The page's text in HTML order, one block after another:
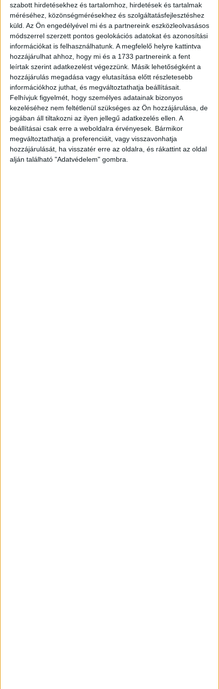
szabott hirdetésekhez és tartalomhoz, hirdetések és tartalmak
méréséhez, közönségmérésekhez és szolgáltatásfejlesztéshez
küld. Az Ön engedélyével mi és a partnereink eszközleolvasásos
módszerrel szerzett pontos geolokációs adatokat és azonosítási
információkat is felhasználhatunk. A megfelelő helyre kattintva
hozzájárulhat ahhoz, hogy mi és a 1733 partnereink a fent
leírtak szerint adatkezelést végezzünk. Másik lehetőségként a
hozzájárulás megadása vagy elutasítása előtt részletesebb
információkhoz juthat, és megváltoztathatja beállításait.
Felhívjuk figyelmét, hogy személyes adatainak bizonyos
kezeléséhez nem feltétlenül szükséges az Ön hozzájárulása, de
jogában áll tiltakozni az ilyen jellegű adatkezelés ellen. A
beállításai csak erre a weboldalra érvényesek. Bármikor
megváltoztathatja a preferenciáit, vagy visszavonhatja
hozzájárulását, ha visszatér erre az oldalra, és rákattint az oldal
alján található "Adatvédelem" gombra.
sándorfalvi családba született, tehetségének és
szorgalmának köszönhetően azonban sikerült kitörnie a
szegénységből. Bútorfestő inasból vált festőművésszé,
emellett pedig, bárnem volt alkalma zeneiskolába járni,
zenészként is elismert művész lett. Mindezek mellett
verseket is írt, vagyis költőként is letette névjegyét.
Hirdetés
Fő hangszere a tangóharmonika volt, ezzel szórakoztatta
évtizedeken át közönségét. Kiemelkedő kapcsolatteremtő